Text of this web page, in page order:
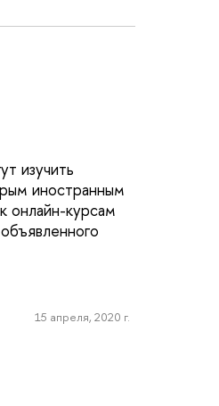
изучить
иностранным
онлайн-курсам
15 апреля, 2020 г.